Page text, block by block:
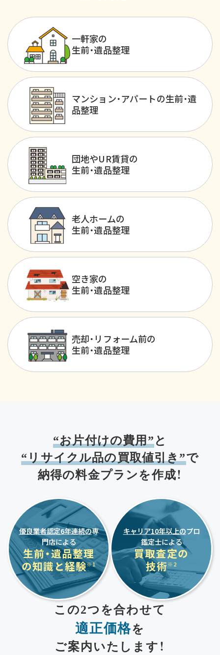
一軒家の
生前・遺品整理
マンション・アパートの生前・遺
品整理
団地やUR賃貸の
生前・遺品整理
老人ホームの
生前・遺品整理
空き家の
生前・遺品整理
売却・リフォーム前の
生前・遺品整理
“お片付けの費用”と
“リサイクル品の買取値引き”で
納得の料金プランを作成！
優良業者認定6年連続の専
門店による
生前・遺品整理
の知識と経験
キャリア10年以上のプロ
鑑定士による
買取査定の
技術
この2つを合わせて
適正価格を
ご案内いたします！